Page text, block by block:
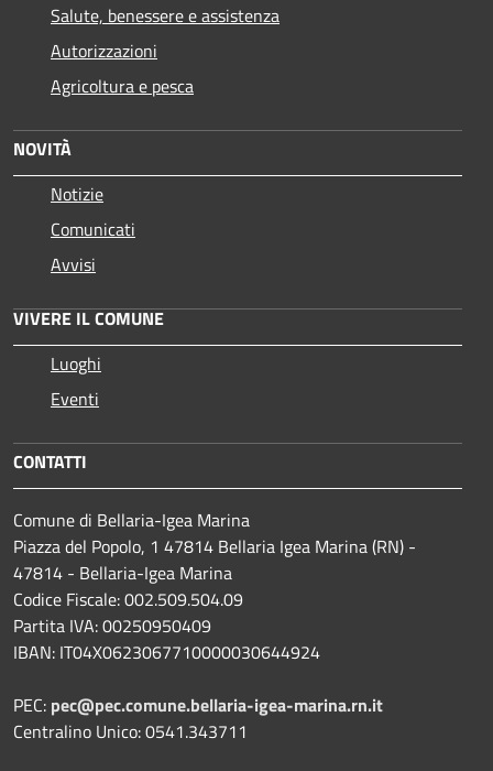
Salute, benessere e assistenza
Autorizzazioni
Agricoltura e pesca
NOVITÀ
Notizie
Comunicati
Avvisi
VIVERE IL COMUNE
Luoghi
Eventi
CONTATTI
Comune di Bellaria-Igea Marina
Piazza del Popolo, 1 47814 Bellaria Igea Marina (RN) -
47814 - Bellaria-Igea Marina
Codice Fiscale: 002.509.504.09
Partita IVA: 00250950409
IBAN: IT04X0623067710000030644924
PEC: pec@pec.comune.bellaria-igea-marina.rn.it
Centralino Unico: 0541.343711